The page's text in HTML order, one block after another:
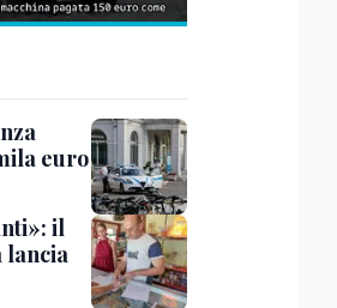
euro
il
lancia